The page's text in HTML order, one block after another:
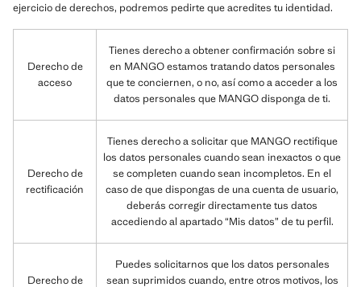
ejercicio de derechos, podremos pedirte que acredites tu identidad.
Derecho de
acceso
Tienes derecho a obtener confirmación sobre si
en MANGO estamos tratando datos personales
que te conciernen, o no, así como a acceder a los
datos personales que MANGO disponga de ti.
Derecho de
rectificación
Tienes derecho a solicitar que MANGO rectifique
los datos personales cuando sean inexactos o que
se completen cuando sean incompletos. En el
caso de que dispongas de una cuenta de usuario,
deberás corregir directamente tus datos
accediendo al apartado “Mis datos” de tu perfil.
Derecho de
Puedes solicitarnos que los datos personales
sean suprimidos cuando, entre otros motivos, los